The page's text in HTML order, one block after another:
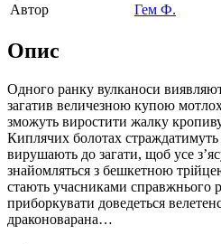
Автор
Гем Ф.
Опис
Одного ранку вулканоси
загатив величезною купою
зможуть виростити жалку
Киплячих болотах
вирушають до загати, щоб усе
знайомляться з бешкетною
стають учасниками справжнього
приборкувати доведеться
драконоварана…